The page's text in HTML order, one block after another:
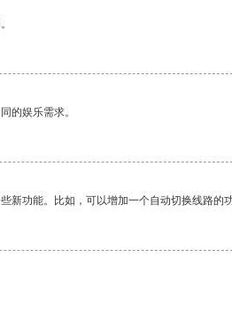
的娱乐需求。
新功能。比如，可以增加一个自动切换线路的